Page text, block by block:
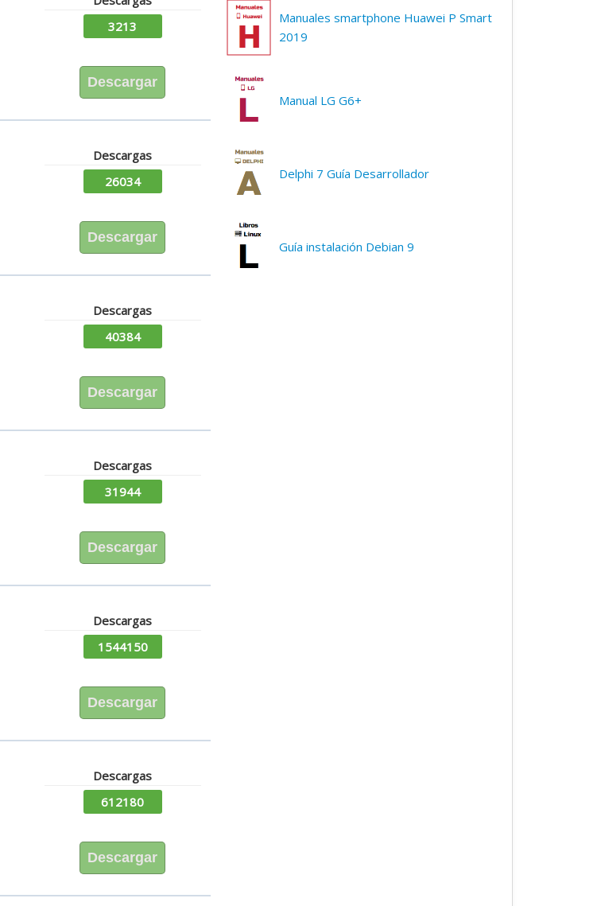
3213
Descargar
Descargas
26034
Descargar
Descargas
40384
Descargar
Descargas
31944
Descargar
Descargas
1544150
Descargar
Descargas
612180
Descargar
Manuales smartphone Huawei P Smart
2019
Manual LG G6+
Delphi 7 Guía Desarrollador
Guía instalación Debian 9